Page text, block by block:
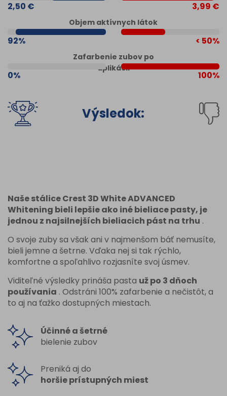
2,50 €
Objem aktívnych látok
92%
Zafarbenie zubov po
aplikácii
0%
3,99 €
< 50%
100%
Výsledok:
Naše stálice Crest 3D White ADVANCED
Whitening bieli lepšie ako iné bieliace pasty, je
jednou z najsilnejších bieliacich pást na trhu .
O svoje zuby sa však ani v najmenšom báť nemusíte,
bieli jemne a šetrne. Vďaka nej si tak rýchlo,
komfortne a spoľahlivo rozjasníte svoj úsmev.
Viditeľné výsledky prináša pasta už po 3 dňoch
používania . Odstráni 100% zafarbenie a nečistôt, a
to aj na ťažko dostupných miestach.
Účinné a šetrné
bielenie zubov
Preniká aj do
horšie prístupných miest